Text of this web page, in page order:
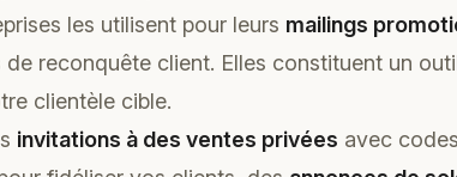
les utilisent pour leurs mailings
reconquête client. Elles constituent un
clientèle cible.
invitations à des ventes privées avec